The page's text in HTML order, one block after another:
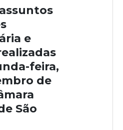
e
feira,
de
São